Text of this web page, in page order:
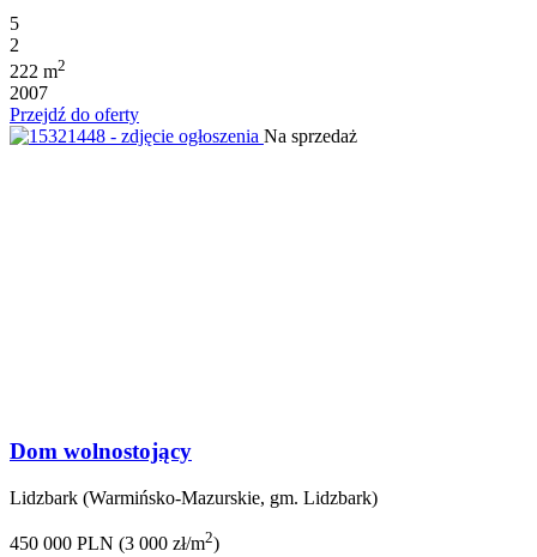
5
2
222 m2
2007
Przejdź do oferty
Na sprzedaż
Dom wolnostojący
Lidzbark (Warmińsko-Mazurskie, gm. Lidzbark)
450 000 PLN (3 000 zł/m2)